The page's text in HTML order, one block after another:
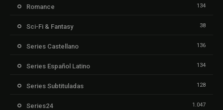
Romance 134
Sci-Fi & Fantasy 38
Series Castellano 136
Series Español Latino 134
Series Subtituladas 128
Series24 1.047